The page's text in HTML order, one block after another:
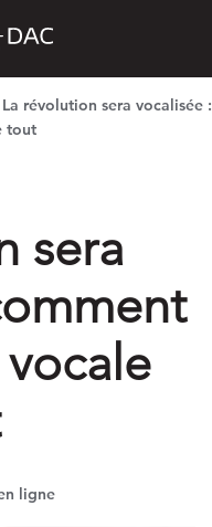
La révolution sera vocalisée :
tout
sera
vocale
ligne